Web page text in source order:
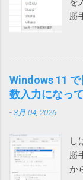
す
い
プ
ウ
っ
プリ）をクリッ
確かに直接入力
クリックしても
起動するまでは
ないので一日一
ります。 ひと手
ようになったのは
勝
と
し
存
新
あ
Windows 11
数入力になっ
-3月 04, 2026
し
勝
か